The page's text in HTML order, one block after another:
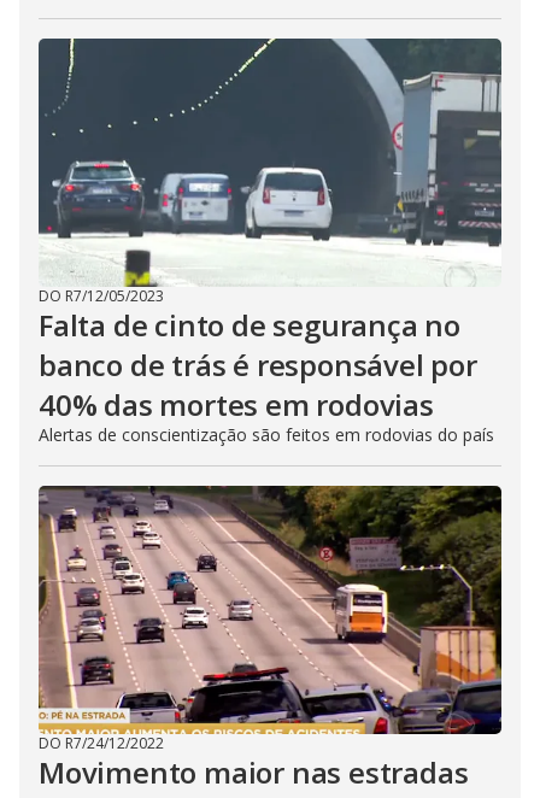
DO R7/12/05/2023
Falta de cinto de segurança no
banco de trás é responsável por
40% das mortes em rodovias
Alertas de conscientização são feitos em rodovias do país
DO R7/24/12/2022
Movimento maior nas estradas